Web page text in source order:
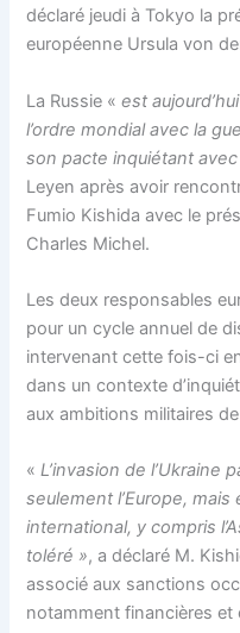
déclaré jeudi à Tokyo la
européenne Ursula von
La Russie «est
l’ordre mondial avec la
son pacte inquiétant avec
Leyen après avoir
Fumio Kishida avec le
Charles Michel.
Les deux responsables
pour un cycle annuel de
intervenant cette fois-ci
dans un contexte
aux ambitions militaires
«L’invasion de l’Ukraine
seulement l’Europe, mais
international, y compris
toléré », a déclaré M.
associé aux sanctions
notamment financières et